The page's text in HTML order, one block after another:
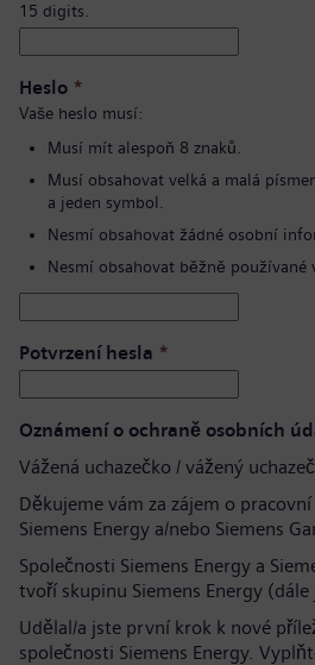
15 digits.
Heslo *
Vaše heslo musí:
Musí mít alespoň 8 znaků.
Musí obsahovat velká a malá
a jeden symbol.
Nesmí obsahovat žádné osobní
Nesmí obsahovat běžně používané
Potvrzení hesla *
Oznámení o ochraně osobních
Vážená uchazečko / vážený
Děkujeme vám za zájem o
Siemens Energy a/nebo Siemens
Společnosti Siemens Energy a
tvoří skupinu Siemens Energy (dále
Udělal/a jste první krok k nové
společnosti Siemens Energy.